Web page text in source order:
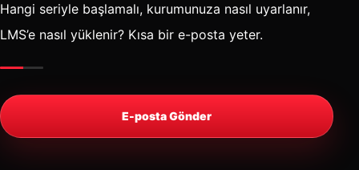
Hangi seriyle başlamalı, kurumunuza nasıl uyarlanır,
LMS’e nasıl yüklenir? Kısa bir e-posta yeter.
E-posta Gönder